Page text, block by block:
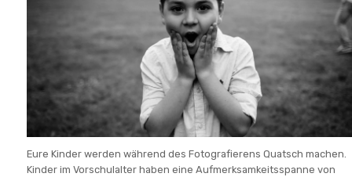
Eure Kinder werden während des Fotografierens Quatsch machen.
Kinder im Vorschulalter haben eine Aufmerksamkeitsspanne von